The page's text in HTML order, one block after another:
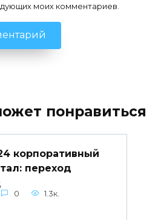
моих комментариев.
понравиться
корпоративный
переход
0 1.3к.